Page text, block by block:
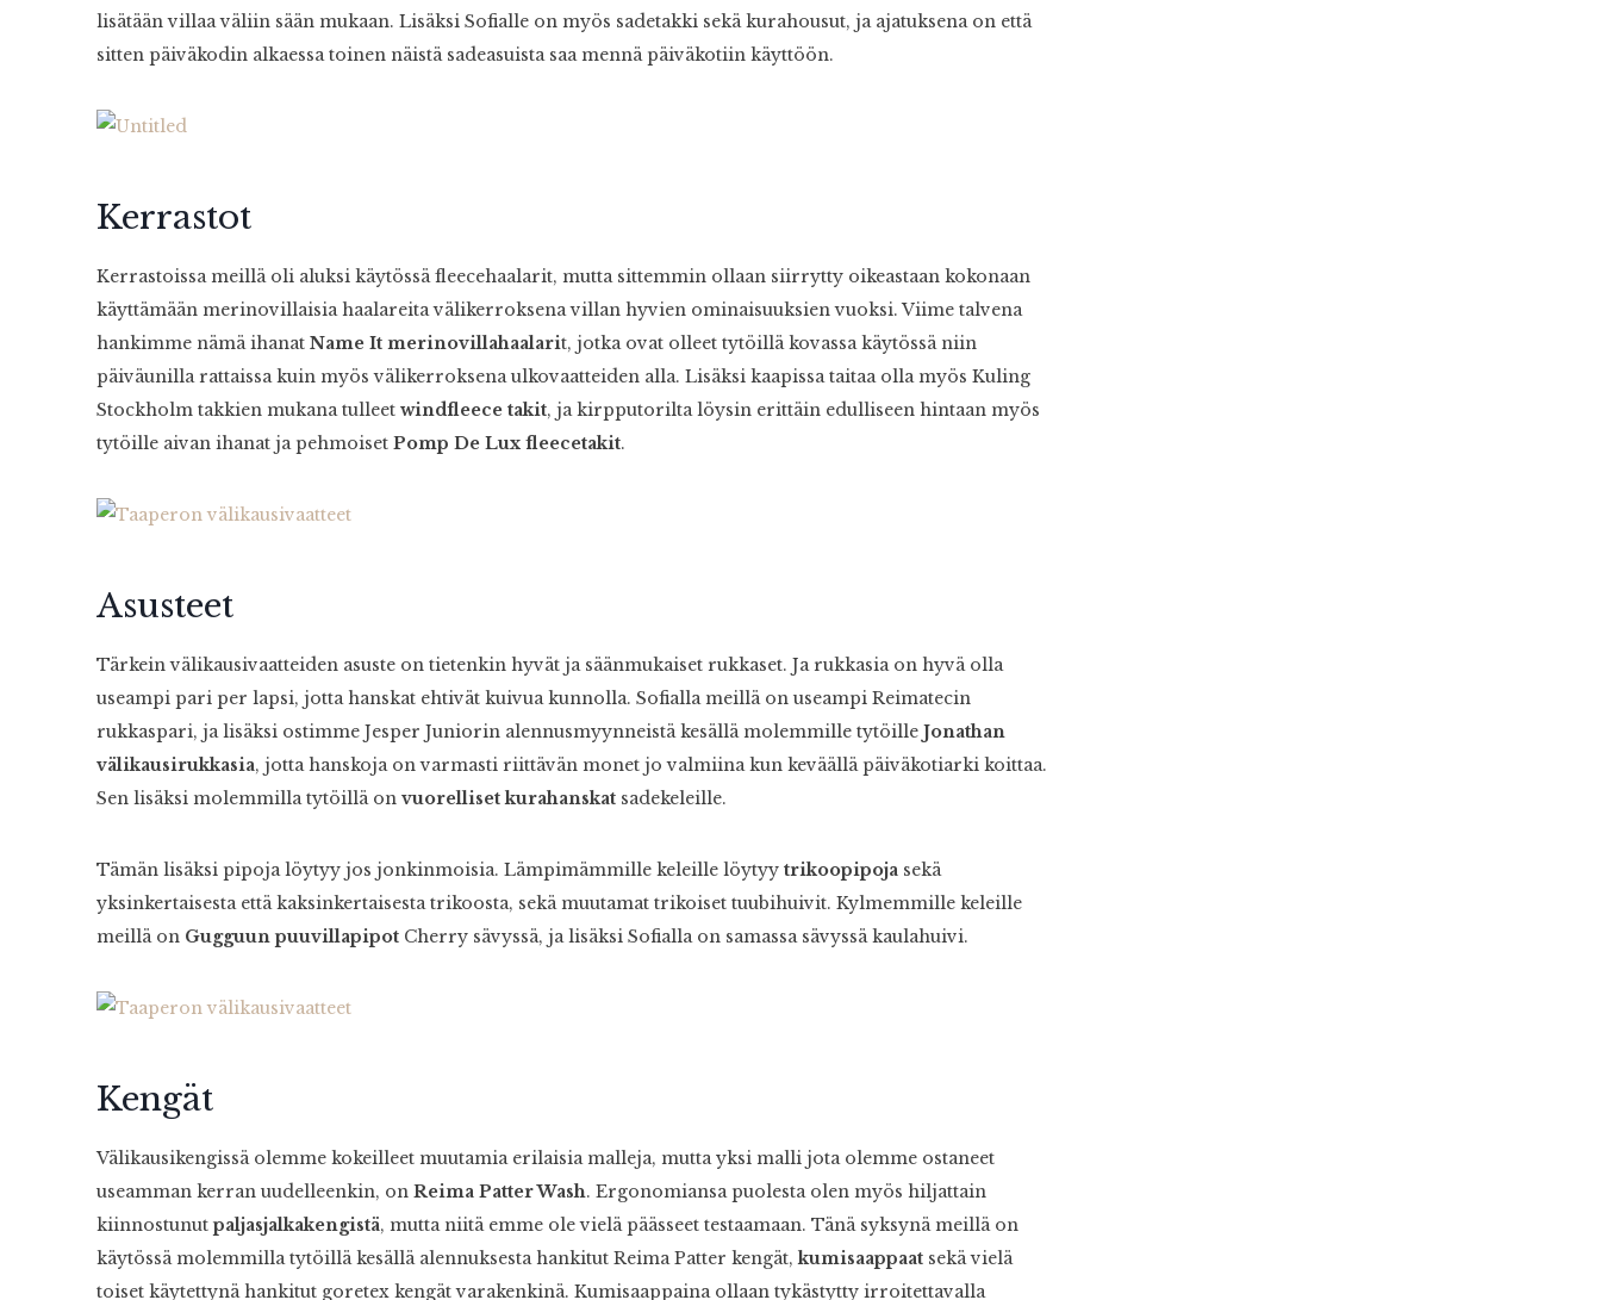
lisätään villaa väliin sään mukaan. Lisäksi Sofialle on myös sadetakki sekä kurahousut, ja ajatuksena on että
sitten päiväkodin alkaessa toinen näistä sadeasuista saa mennä päiväkotiin käyttöön.
Kerrastot
Kerrastoissa meillä oli aluksi käytössä fleecehaalarit, mutta sittemmin ollaan siirrytty oikeastaan kokonaan
käyttämään merinovillaisia haalareita välikerroksena villan hyvien ominaisuuksien vuoksi. Viime talvena
hankimme nämä ihanat Name It merinovillahaalarit, jotka ovat olleet tytöillä kovassa käytössä niin
päiväunilla rattaissa kuin myös välikerroksena ulkovaatteiden alla. Lisäksi kaapissa taitaa olla myös Kuling
Stockholm takkien mukana tulleet windfleece takit, ja kirpputorilta löysin erittäin edulliseen hintaan myös
tytöille aivan ihanat ja pehmoiset Pomp De Lux fleecetakit.
Asusteet
Tärkein välikausivaatteiden asuste on tietenkin hyvät ja säänmukaiset rukkaset. Ja rukkasia on hyvä olla
useampi pari per lapsi, jotta hanskat ehtivät kuivua kunnolla. Sofialla meillä on useampi Reimatecin
rukkaspari, ja lisäksi ostimme Jesper Juniorin alennusmyynneistä kesällä molemmille tytöille Jonathan
välikausirukkasia, jotta hanskoja on varmasti riittävän monet jo valmiina kun keväällä päiväkotiarki koittaa.
Sen lisäksi molemmilla tytöillä on vuorelliset kurahanskat sadekeleille.
Tämän lisäksi pipoja löytyy jos jonkinmoisia. Lämpimämmille keleille löytyy trikoopipoja sekä
yksinkertaisesta että kaksinkertaisesta trikoosta, sekä muutamat trikoiset tuubihuivit. Kylmemmille keleille
meillä on Gugguun puuvillapipot Cherry sävyssä, ja lisäksi Sofialla on samassa sävyssä kaulahuivi.
Kengät
Välikausikengissä olemme kokeilleet muutamia erilaisia malleja, mutta yksi malli jota olemme ostaneet
useamman kerran uudelleenkin, on Reima Patter Wash. Ergonomiansa puolesta olen myös hiljattain
kiinnostunut paljasjalkakengistä, mutta niitä emme ole vielä päässeet testaamaan. Tänä syksynä meillä on
käytössä molemmilla tytöillä kesällä alennuksesta hankitut Reima Patter kengät, kumisaappaat sekä vielä
toiset käytettynä hankitut goretex kengät varakenkinä. Kumisaappaina ollaan tykästytty irroitettavalla